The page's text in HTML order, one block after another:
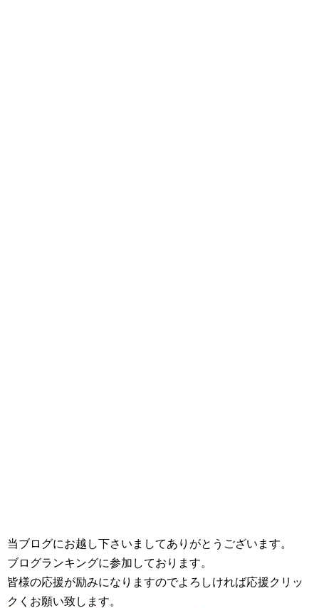
当ブログにお越し下さいましてありがとうございます。
ブログランキングに参加しております。
皆様の応援が励みになりますのでよろしければ応援クリッ
クくお願い致します。